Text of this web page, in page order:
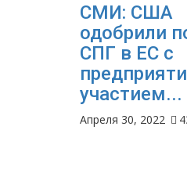
СМИ: США
одобрили
СПГ в ЕС с
участием...
Апреля 30, 2022